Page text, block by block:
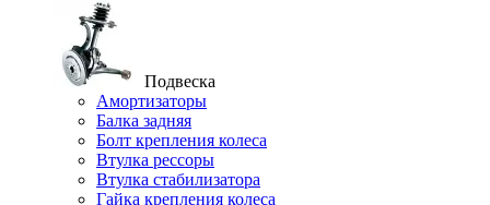
Подвеска
Амортизаторы
Балка задняя
Болт крепления колеса
Втулка рессоры
Втулка стабилизатора
Гайка крепления колеса